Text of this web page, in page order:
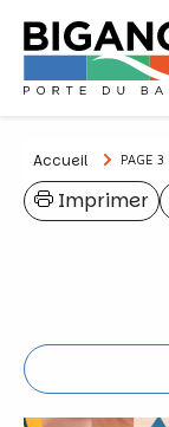
Accueil PAGE 3
Imprimer